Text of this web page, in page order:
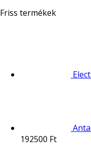
Friss termékek
192500 Ft